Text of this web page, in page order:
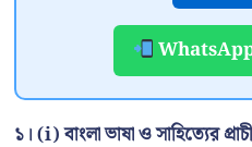
১। (i) বাংলা ভাষা ও সাহিত্যের